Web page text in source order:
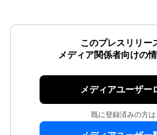
このプレスリリー
メディア関係者向けの
メディアユーザー
既に登録済みの方は